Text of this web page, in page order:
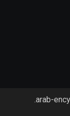
arab-